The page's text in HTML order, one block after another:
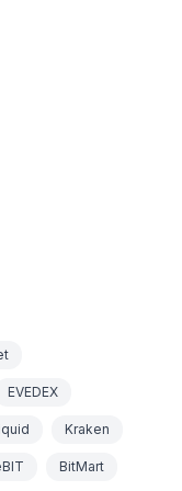
EVEDEX
Kraken
BitMart